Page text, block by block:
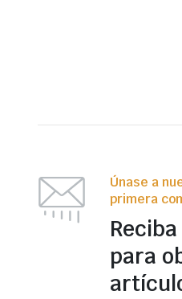
Únase a
primera
para